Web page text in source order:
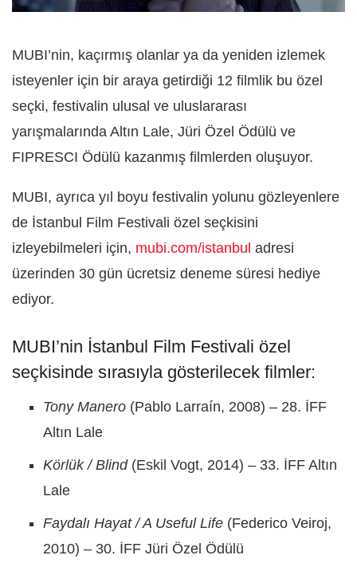
MUBI’nin, kaçırmış olanlar ya da yeniden izlemek
isteyenler için bir araya getirdiği 12 filmlik bu özel
seçki, festivalin ulusal ve uluslararası
yarışmalarında Altın Lale, Jüri Özel Ödülü ve
FIPRESCI Ödülü kazanmış filmlerden oluşuyor.
MUBI, ayrıca yıl boyu festivalin yolunu gözleyenlere
de İstanbul Film Festivali özel seçkisini
izleyebilmeleri için, mubi.com/istanbul adresi
üzerinden 30 gün ücretsiz deneme süresi hediye
ediyor.
MUBI’nin İstanbul Film Festivali özel
seçkisinde sırasıyla gösterilecek filmler:
Tony Manero(Pablo Larraín, 2008) – 28. İFF
Altın Lale
Körlük / Blind(Eskil Vogt, 2014) – 33. İFF Altın
Lale
Faydalı Hayat / A Useful Life(Federico Veiroj,
2010) – 30. İFF Jüri Özel Ödülü